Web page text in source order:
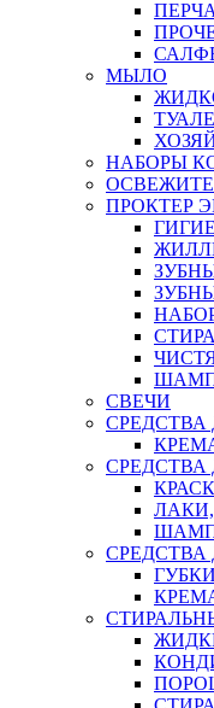
МЫЛО
НАБОРЫ
ПРОКТЕР
СВЕЧИ
СРЕДСТВА
СРЕДСТВА
СРЕДСТВА